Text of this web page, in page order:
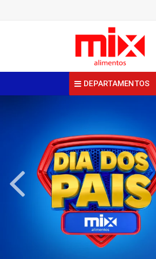
DEPARTAMENTOS